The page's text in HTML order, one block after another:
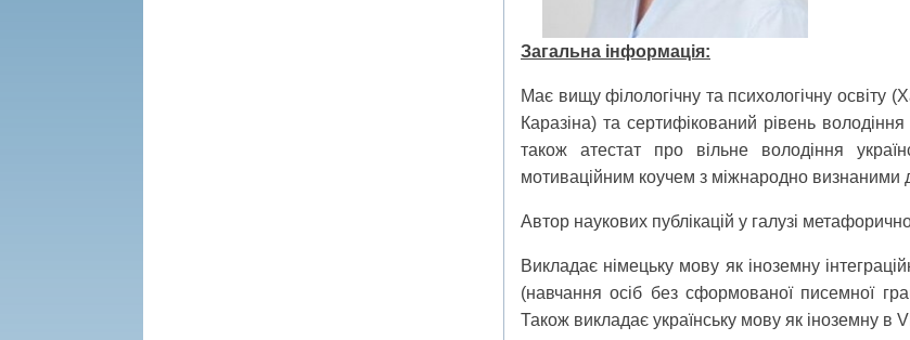
Загальна інформація:
Має вищу філологічну та психологічну освіту
Каразіна) та сертифікований рівень
також атестат про вільне володіння
мотиваційним коучем з міжнародно визнаними
Автор наукових публікацій у галузі
Викладає німецьку мову як іноземну
(навчання осіб без сформованої писемної
Також викладає українську мову як іноземну в